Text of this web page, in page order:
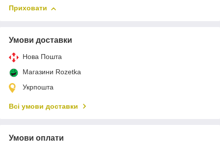
Приховати
Умови доставки
Нова Пошта
Магазини Rozetka
Укрпошта
Всі умови доставки
Умови оплати